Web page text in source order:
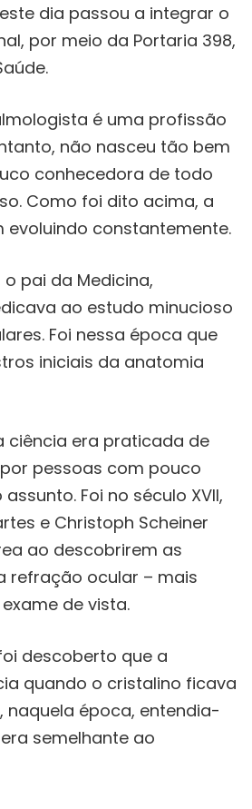
dia passou a integrar o
por meio da Portaria 398,
é uma profissão
não nasceu tão bem
conhecedora de todo
Como foi dito acima, a
constantemente.
pai da Medicina,
ao estudo minucioso
Foi nessa época que
iniciais da anatomia
ciência era praticada de
pessoas com pouco
Foi no século XVII,
e Christoph Scheiner
ao descobrirem as
refração ocular – mais
de vista.
descoberto que a
quando o cristalino ficava
naquela época, entendia-
semelhante ao